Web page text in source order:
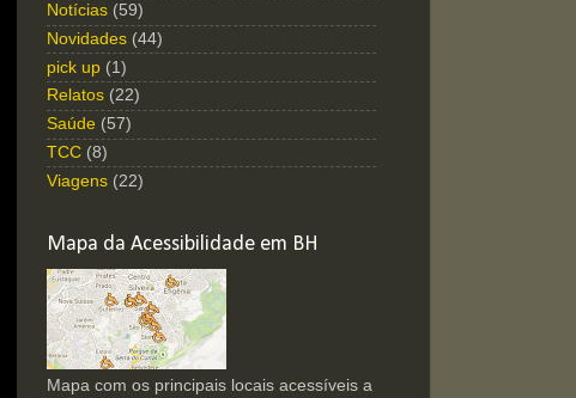
Notícias (59)
Novidades (44)
pick up (1)
Relatos (22)
Saúde (57)
TCC (8)
Viagens (22)
Mapa da Acessibilidade em BH
Mapa com os principais locais acessíveis a